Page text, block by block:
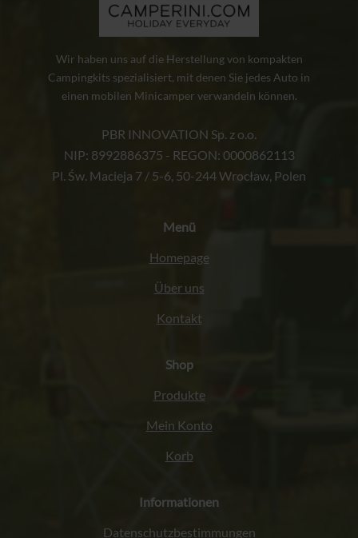
Wir haben uns auf die Herstellung von kompakten
Campingkits spezialisiert, mit denen Sie jedes Auto in
einen mobilen Minicamper verwandeln können.
PBR INNOVATION Sp. z o.o.
NIP: 8992886375 - REGON: 0000862113
Pl. Św. Macieja 7 / 5-6, 50-244 Wrocław, Polen
Menü
Homepage
Über uns
Kontakt
Shop
Produkte
Mein Konto
Korb
Informationen
Datenschutzbestimmungen